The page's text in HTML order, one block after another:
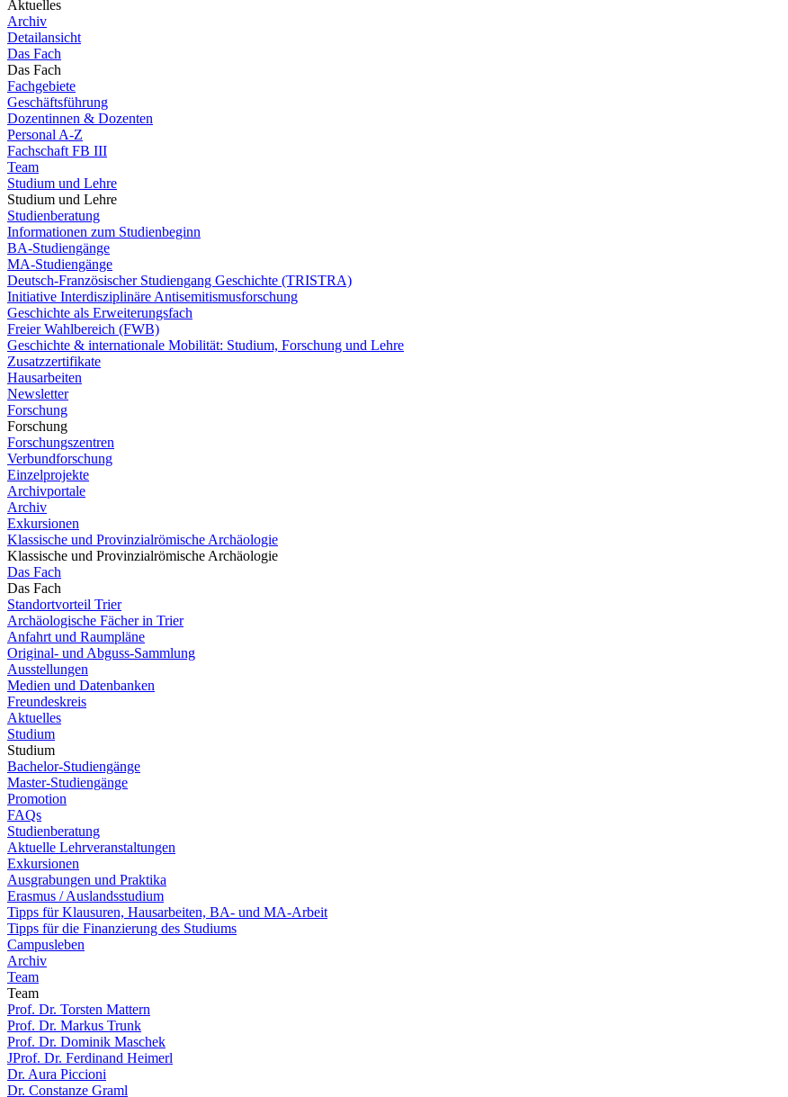
Aktuelles
Archiv
Detailansicht
Das Fach
Das Fach
Fachgebiete
Geschäftsführung
Dozentinnen & Dozenten
Personal A-Z
Fachschaft FB III
Team
Studium und Lehre
Studium und Lehre
Studienberatung
Informationen zum Studienbeginn
BA-Studiengänge
MA-Studiengänge
Deutsch-Französischer Studiengang Geschichte (TRISTRA)
Initiative Interdisziplinäre Antisemitismusforschung
Geschichte als Erweiterungsfach
Freier Wahlbereich (FWB)
Geschichte & internationale Mobilität: Studium, Forschung und Lehre
Zusatzzertifikate
Hausarbeiten
Newsletter
Forschung
Forschung
Forschungszentren
Verbundforschung
Einzelprojekte
Archivportale
Archiv
Exkursionen
Klassische und Provinzialrömische Archäologie
Klassische und Provinzialrömische Archäologie
Das Fach
Das Fach
Standortvorteil Trier
Archäologische Fächer in Trier
Anfahrt und Raumpläne
Original- und Abguss-Sammlung
Ausstellungen
Medien und Datenbanken
Freundeskreis
Aktuelles
Studium
Studium
Bachelor-Studiengänge
Master-Studiengänge
Promotion
FAQs
Studienberatung
Aktuelle Lehrveranstaltungen
Exkursionen
Ausgrabungen und Praktika
Erasmus / Auslandsstudium
Tipps für Klausuren, Hausarbeiten, BA- und MA-Arbeit
Tipps für die Finanzierung des Studiums
Campusleben
Archiv
Team
Team
Prof. Dr. Torsten Mattern
Prof. Dr. Markus Trunk
Prof. Dr. Dominik Maschek
JProf. Dr. Ferdinand Heimerl
Dr. Aura Piccioni
Dr. Constanze Graml